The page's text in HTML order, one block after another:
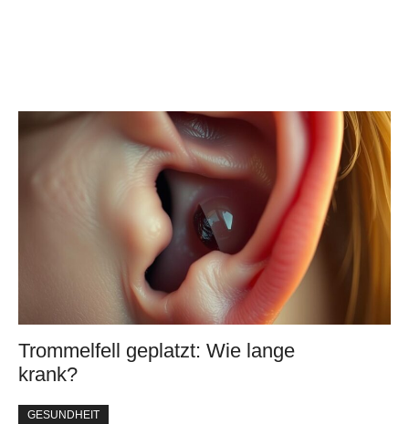
Trommelfell geplatzt: Wie lange
krank?
GESUNDHEIT